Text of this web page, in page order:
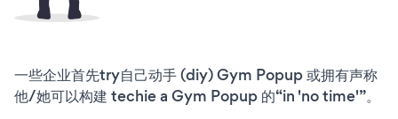
一些企业首先try自己动手 (diy) Gym Popup 或拥有声称
他/她可以构建 techie a Gym Popup 的“in 'no time'”。